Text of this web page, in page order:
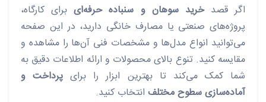
اگر قصدخرید سوهان و سنباده حرفه‌ایبرای کارگاه،
پروژه‌های صنعتی یا مصارف خانگی دارید، در این صفحه
می‌توانید انواع مدل‌ها و مشخصات فنی آن‌ها را مشاهده و
مقایسه کنید. تنوع بالای محصولات و ارائه اطلاعات دقیق به
شما کمک می‌کند تا بهترین ابزار را برای پرداخت و
آماده‌سازی سطوح مختلف انتخاب کنید.